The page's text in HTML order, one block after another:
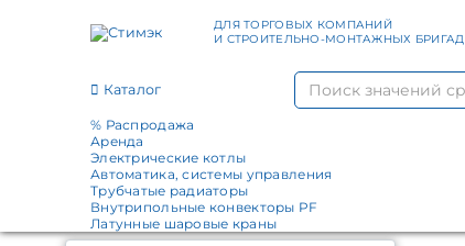
ДЛЯ ТОРГОВЫХ КОМПАНИЙ
И СТРОИТЕЛЬНО-МОНТАЖНЫХ БРИГАД
Каталог
% Распродажа
Аренда
Электрические котлы
Автоматика, системы управления
Трубчатые радиаторы
Внутрипольные конвекторы PF
Латунные шаровые краны